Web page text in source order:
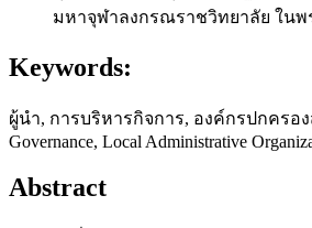
มหาจุฬาลงกรณราชวิทยาลัย ใน
Keywords:
ผู้นำ, การบริหารกิจการ, องค์กรปกครอง
Governance, Local Administrative
Abstract